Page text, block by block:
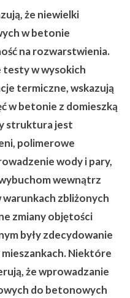
że niewielki
w betonie
na rozwarstwienia.
testy w wysokich
termiczne, wskazują
w betonie z domieszką
struktura jest
polimerowe
wody i pary,
wewnątrz
warunkach zbliżonych
zmiany objętości
były zdecydowanie
Niektóre
że wprowadzanie
do betonowych